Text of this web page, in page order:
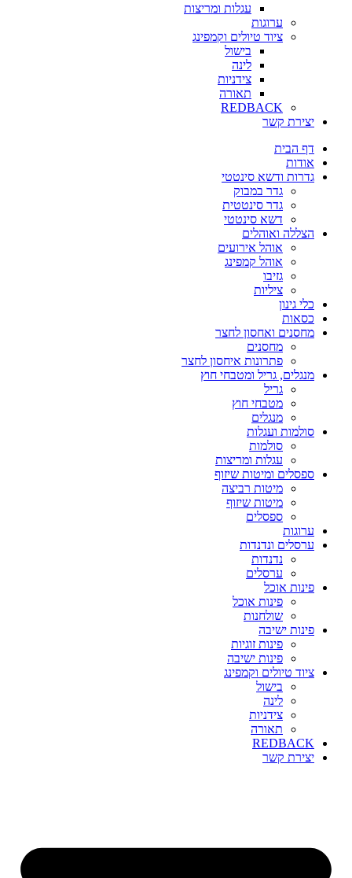
עגלות ומריצות
ערוגות
ציוד טיולים וקמפינג
בישול
לינה
צידניות
תאורה
REDBACK
יצירת קשר
דף הבית
אודות
גדרות ודשא סינטטי
גדר במבוק
גדר סינטטית
דשא סינטטי
הצללה ואוהלים
אוהל אירועים
אוהל קמפינג
גזיבו
ציליות
כלי גינון
כסאות
מחסנים ואחסון לחצר
מחסנים
פתרונות איחסון לחצר
מנגלים, גריל ומטבחי חוץ
גריל
מטבחי חוץ
מנגלים
סולמות ועגלות
סולמות
עגלות ומריצות
ספסלים ומיטות שיזוף
מיטות רביצה
מיטות שיזוף
ספסלים
ערוגות
ערסלים ונדנדות
נדנדות
ערסלים
פינות אוכל
פינות אוכל
שולחנות
פינות ישיבה
פינות זוגיות
פינות ישיבה
ציוד טיולים וקמפינג
בישול
לינה
צידניות
תאורה
REDBACK
יצירת קשר